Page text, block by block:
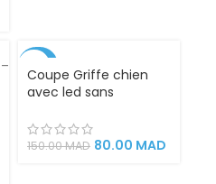
Coupe Griffe chien
avec led sans
X5, idéal pour couper
les griffes des chats
150.00MAD 80.00 MAD